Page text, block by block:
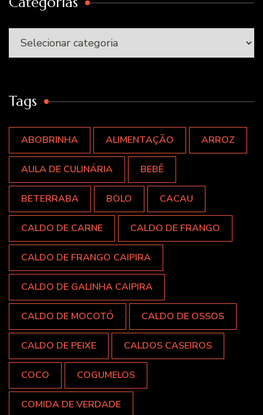
Categorias
Tags
ABOBRINHA ALIMENTAÇÃO ARROZ
AULA DE CULINÁRIA BEBÊ
BETERRABA BOLO CACAU
CALDO DE CARNE CALDO DE FRANGO
CALDO DE FRANGO CAIPIRA
CALDO DE GALINHA CAIPIRA
CALDO DE MOCOTÓ CALDO DE OSSOS
CALDO DE PEIXE CALDOS CASEIROS
COCO COGUMELOS
COMIDA DE VERDADE